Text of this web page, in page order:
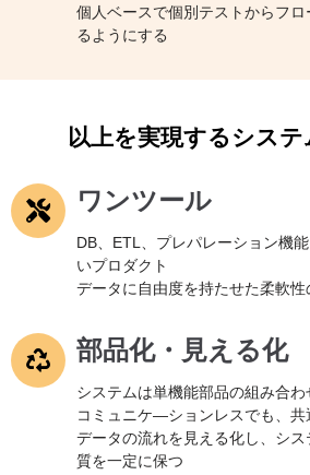
個人ベースで個別テストからフ
るようにする
以上を実現するシス
ワンツール
DB、ETL、プレパレーション機
いプロダクト
データに自由度を持たせた柔軟性
部品化・見える化
システムは単機能部品の組み合わ
コミュニケ―ションレスでも、共
データの流れを見える化し、シ
質を一定に保つ